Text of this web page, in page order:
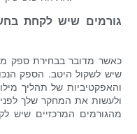
כאשר מדובר בבחירת ספק
שיש לשקול היטב. הספק
והאפקטיביות של תהליך
ולעשות את המחקר שלך
מהגורמים המרכזיים שיש